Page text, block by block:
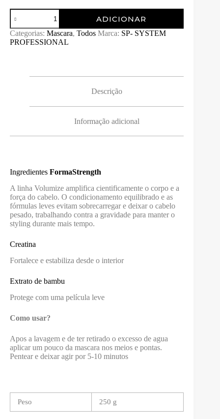
Quantidade
de
VOLUMIZE
MASK
SYSTEM
ADICIONAR
Categorias: Mascara, Todos Marca: SP- SYSTEM
PROFESSIONAL
Descrição
Informação adicional
Ingredientes FormaStrength
A linha Volumize amplifica cientificamente o corpo e a
força do cabelo. O condicionamento equilibrado e as
fórmulas leves evitam sobrecarregar e deixar o cabelo
pesado, trabalhando contra a gravidade para manter o
styling durante mais tempo.
Creatina
Fortalece e estabiliza desde o interior
Extrato de bambu
Protege com uma película leve
Como usar?
Apos a lavagem e de ter retirado o excesso de agua
aplicar um pouco da mascara nos meios e pontas.
Pentear e deixar agir por 5-10 minutos
Peso 250 g